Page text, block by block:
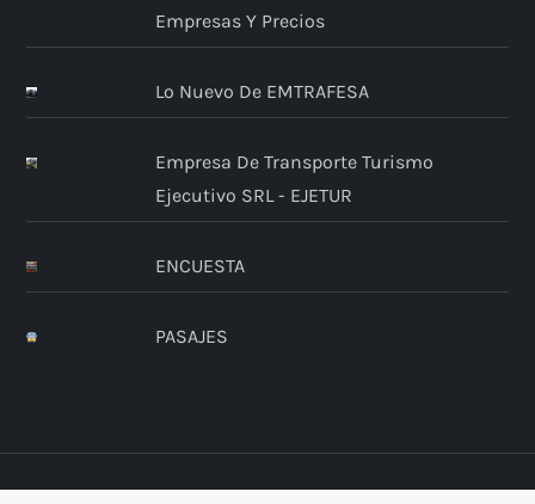
Empresas Y Precios
Lo Nuevo De EMTRAFESA
Empresa De Transporte Turismo
Ejecutivo SRL - EJETUR
ENCUESTA
PASAJES